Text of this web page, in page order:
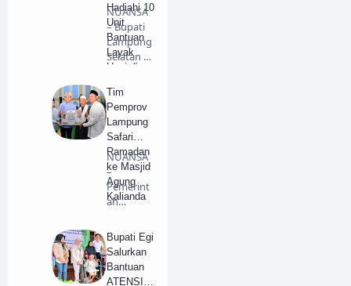
Hadiahi 10
Unit
Bantuan
Layak
Huni di
NUANSA
– Bupati
Lampung
Selatan H.
Ermant…
Tim
Pemprov
Lampung
Safari
Ramadan
ke Masjid
Agung
Kalianda
NUANSA
–
Pemerint
ah
n
(Pemkab)
Lampung
S…
Bupati Egi
Salurkan
Bantuan
ATENSI